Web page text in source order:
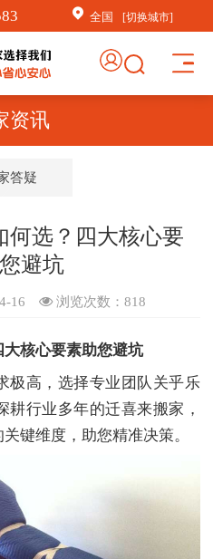
全国 [切换城市]
资讯
答疑
何选？四大核心要
避坑
16 浏览次数： 818
核心要素助您避坑
极高，选择专业团队关乎乐
行业多年的迁喜来搬家，
键维度，助您精准决策。